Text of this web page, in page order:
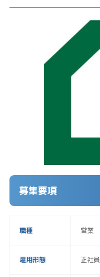
募集要項
職種 営業
雇用形態 正社員